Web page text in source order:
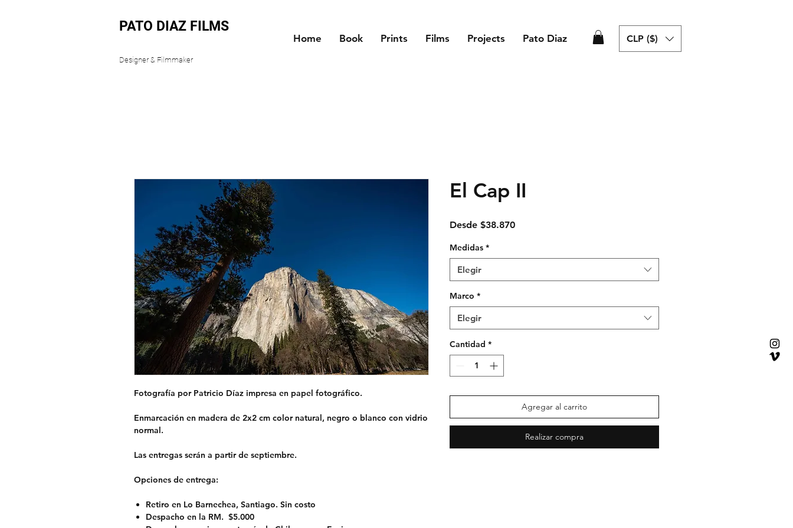
PATO DIAZ FILMS
Designer & Filmmaker
Home Book Prints Films Projects Pato Diaz CLP ($)
Fotografía por Patricio Díaz impresa en papel fotográfico.
Enmarcación en madera de 2x2 cm color natural, negro o blanco con vidrio
normal.
Las entregas serán a partir de septiembre.
Opciones de entrega:
Retiro en Lo Barnechea, Santiago. Sin costo
Despacho en la RM. $5.000
El Cap II
Desde $38.870Precio
Medidas *
Elegir
Marco *
Elegir
Cantidad *
Agregar al carrito
Realizar compra